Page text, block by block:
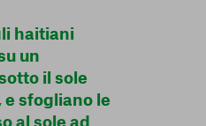
haitiani
un
il sole
sfogliano le
al sole ad